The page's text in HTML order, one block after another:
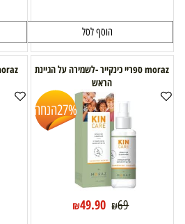
הוסף לסל
moraz ספריי כינקייר -לשמירה על הגיינת
הראש
27%הנחה
₪69
₪49.90